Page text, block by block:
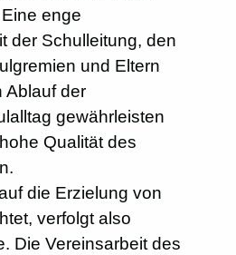
enge
der Schulleitung, den
und Eltern
Ablauf der
gewährleisten
Qualität des
die Erzielung von
verfolgt also
Die Vereinsarbeit des